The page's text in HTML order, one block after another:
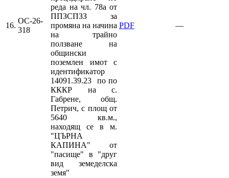
16.
ОС-26-
318
реда на чл. 78а от
ППЗСПЗЗ за
промяна на начина
на трайно
ползване на
общински
поземлен имот с
идентификатор
14091.39.23 по по
КККР на с.
Габрене, общ.
Петрич, с площ от
5640 кв.м.,
находящ се в м.
"ЦЪРНА
КАПИНА" от
"пасище" в "друг
вид земеделска
земя"
PDF —